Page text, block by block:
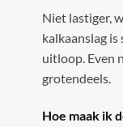
Niet lastiger,
kalkaanslag
uitloop. Even
grotendeels.
Hoe maak ik